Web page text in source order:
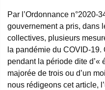
Par l’Ordonnance n°2020-
gouvernement a pris, dans
collectives, plusieurs
la pandémie du COVID-19.
pendant la période dite d’«
majorée de trois ou d’un
nous rédigeons cet article,